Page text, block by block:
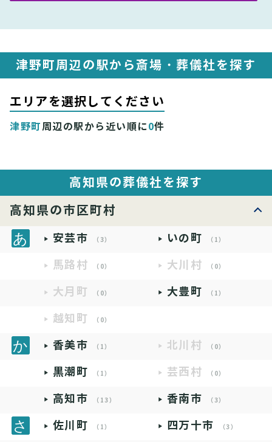
津野町周辺の駅から斎場・葬儀社を探す
エリアを選択してください
津野町周辺の駅から近い順に0件
高知県の葬儀社を探す
高知県の市区町村
安芸市 （3） いの町 （1）
馬路村 （0） 大川村 （0）
大月町 （0） 大豊町 （1）
越知町 （0）
香美市 （1） 北川村 （0）
黒潮町 （1） 芸西村 （0）
高知市 （13） 香南市 （3）
佐川町 （1） 四万十市 （3）